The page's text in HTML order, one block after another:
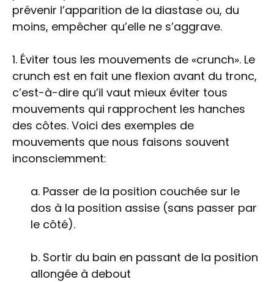
prévenir l’apparition de la diastase ou, du
moins, empêcher qu’elle ne s’aggrave.
1. Éviter tous les mouvements de «crunch». Le
crunch est en fait une flexion avant du tronc,
c’est-à-dire qu’il vaut mieux éviter tous
mouvements qui rapprochent les hanches
des côtes. Voici des exemples de
mouvements que nous faisons souvent
inconsciemment:
a. Passer de la position couchée sur le
dos à la position assise (sans passer par
le côté).
b. Sortir du bain en passant de la position
allongée à debout